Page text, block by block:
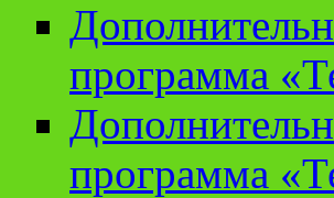
программа
программа